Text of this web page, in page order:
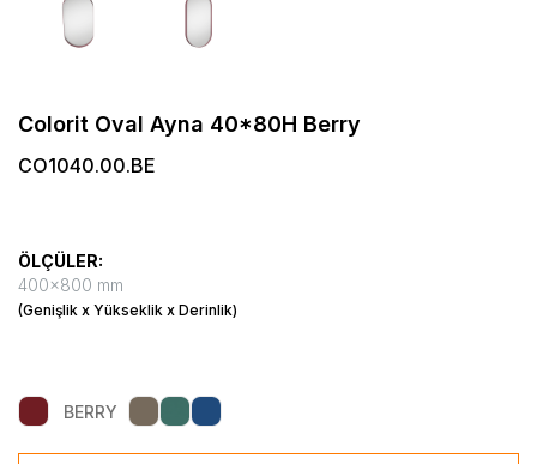
Colorit Oval Ayna 40*80H Berry
CO1040.00.BE
ÖLÇÜLER:
400x800 mm
(Genişlik x Yükseklik x Derinlik)
BERRY